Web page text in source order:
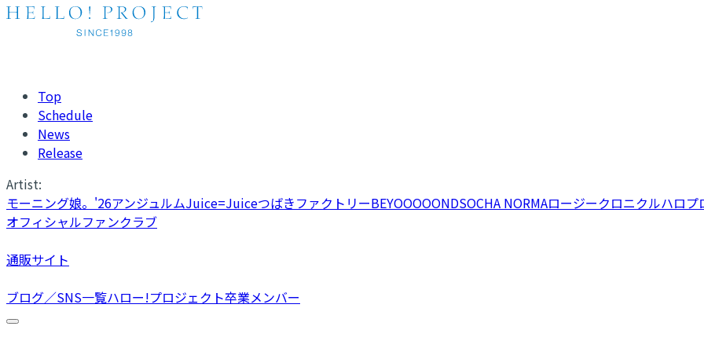
Top
Schedule
News
Release
Artist:
モーニング娘。'26アンジュルムJuice=JuiceつばきファクトリーBEYOOOOONDSOCHA NORMAロージークロニクルハロプ
オフィシャルファンクラブ
通販サイト
ブログ／SNS一覧ハロー!プロジェクト卒業メンバー